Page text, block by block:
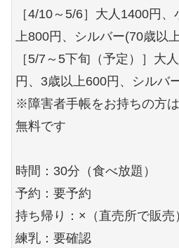
［4/10～5/6］大人1400円
上800円、シルバー(70歳以
［5/7～5下旬（予定）］大
円、3歳以上600円、シルバ
※障害者手帳をお持ちの方
無料です
時間：30分（食べ放題）
予約：要予約
持ち帰り：×（直売所で販売
練乳：要確認